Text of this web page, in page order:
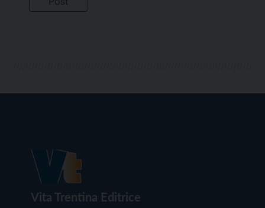
Vita Trentina Editrice